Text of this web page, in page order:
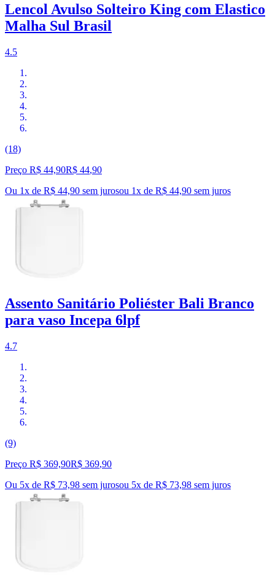
Lencol Avulso Solteiro King com Elastico
Malha Sul Brasil
4.5
(18)
Preço R$ 44,90R$ 44,90
Ou 1x de R$ 44,90 sem jurosou 1x de R$ 44,90 sem juros
Assento Sanitário Poliéster Bali Branco
para vaso Incepa 6lpf
4.7
(9)
Preço R$ 369,90R$ 369,90
Ou 5x de R$ 73,98 sem jurosou 5x de R$ 73,98 sem juros